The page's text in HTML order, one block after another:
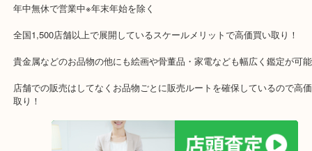
ガーデンモールの敷地内に広大な無料駐車場あるのでお車でのご来
です！
・当店特徴
ガーデンモール木津川にある店舗なので査定中にショッピングもで
全国1,500店舗以上で展開しているスケールメリットで高価買い取